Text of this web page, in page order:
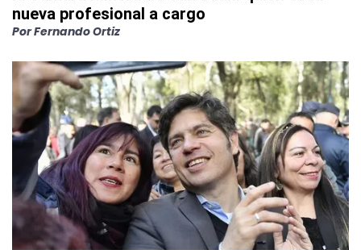
nueva profesional a cargo
PorFernando Ortiz